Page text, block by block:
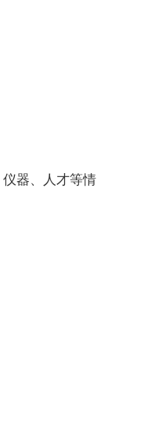
器、人才等情